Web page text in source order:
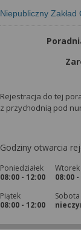
Niepubliczny
Rejestracja do tej
z przychodnią pod
Godziny otwarcia
Poniedziałek
08:00 - 12:00
Wtorek
08:00
Piątek
08:00 - 12:00
Sobota